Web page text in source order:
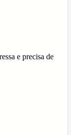
e precisa de